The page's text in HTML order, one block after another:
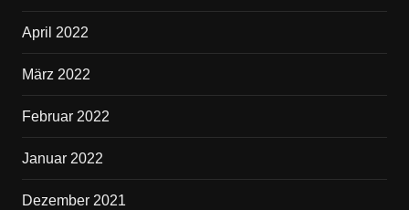
April 2022
März 2022
Februar 2022
Januar 2022
Dezember 2021